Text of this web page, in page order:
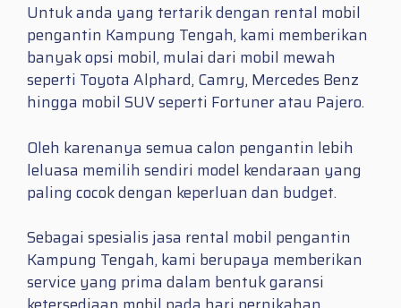
Untuk anda yang tertarik dengan rental mobil
pengantin Kampung Tengah, kami memberikan
banyak opsi mobil, mulai dari mobil mewah
seperti Toyota Alphard, Camry, Mercedes Benz
hingga mobil SUV seperti Fortuner atau Pajero.
Oleh karenanya semua calon pengantin lebih
leluasa memilih sendiri model kendaraan yang
paling cocok dengan keperluan dan budget.
Sebagai spesialis jasa rental mobil pengantin
Kampung Tengah, kami berupaya memberikan
service yang prima dalam bentuk garansi